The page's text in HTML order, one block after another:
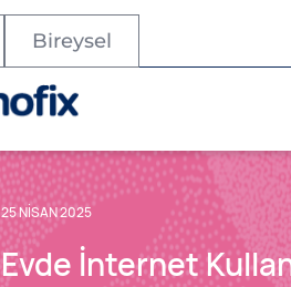
Bireysel
25 NISAN 2025
Evde İnternet